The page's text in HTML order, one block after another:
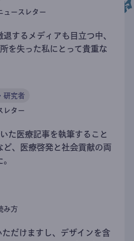
ュースレター
するメディアも目立つ中、
を失った私にとって貴重な
研究者
レター
た医療記事を執筆すること
、医療啓発と社会貢献の両
み方
だけますし、デザインを含